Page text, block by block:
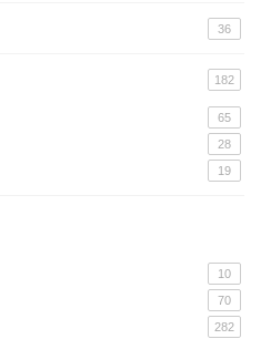
36
182
65
28
19
10
70
282